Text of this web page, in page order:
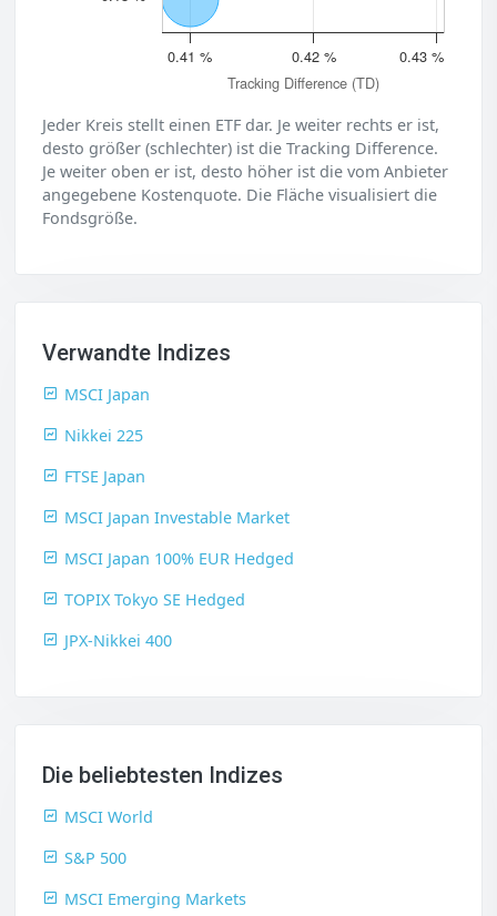
Tracking Difference (TD)
0.41 % 0.42 % 0.43 %
Jeder Kreis stellt einen ETF dar. Je weiter rechts er ist,
desto größer (schlechter) ist die Tracking Difference.
Je weiter oben er ist, desto höher ist die vom Anbieter
angegebene Kostenquote. Die Fläche visualisiert die
Fondsgröße.
Verwandte Indizes
MSCI Japan
Nikkei 225
FTSE Japan
MSCI Japan Investable Market
MSCI Japan 100% EUR Hedged
TOPIX Tokyo SE Hedged
JPX-Nikkei 400
Die beliebtesten Indizes
MSCI World
S&P 500
MSCI Emerging Markets